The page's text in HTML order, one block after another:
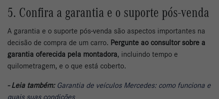
5. Confira a garantia e o suporte pós-venda
A garantia e o suporte pós-venda são aspectos importantes na
decisão de compra de um carro. Pergunte ao consultor sobre a
garantia oferecida pela montadora, incluindo tempo e
quilometragem, e o que está coberto.
- Leia também: Garantia de veículos Mercedes: como funciona e
quais suas condições